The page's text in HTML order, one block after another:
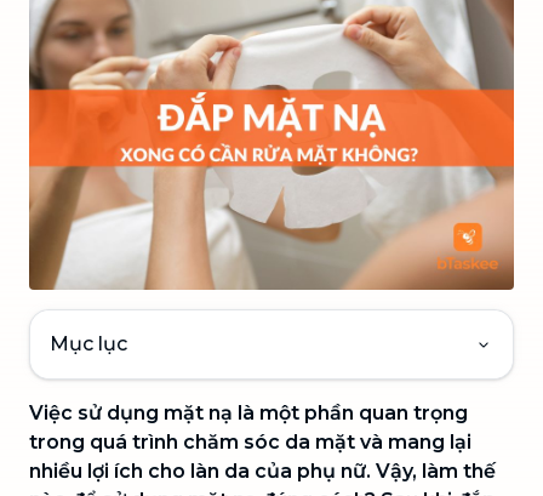
Mục lục
Việc sử dụng mặt nạ là một phần quan trọng
trong quá trình chăm sóc da mặt và mang lại
nhiều lợi ích cho làn da của phụ nữ. Vậy, làm thế